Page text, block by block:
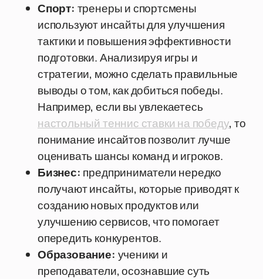
Спорт: тренеры и спортсмены
используют инсайты для улучшения
тактики и повышения эффективности
подготовки. Анализируя игры и
стратегии, можно сделать правильные
выводы о том, как добиться победы.
Например, если вы увлекаетесь
настольный теннис ставки на победу, то
понимание инсайтов позволит лучше
оценивать шансы команд и игроков.
Бизнес: предприниматели нередко
получают инсайты, которые приводят к
созданию новых продуктов или
улучшению сервисов, что помогает
опередить конкурентов.
Образование: ученики и
преподаватели, осознавшие суть